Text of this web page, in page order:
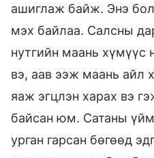
ашиглаж байж. Энэ
мэх байлаа. Салсны
нутгийн маань хүмүүс
вэ, аав ээж маань айл
яаж эгцлэн харах вэ
байсан юм. Сатаны
урган гарсан бөгөөд